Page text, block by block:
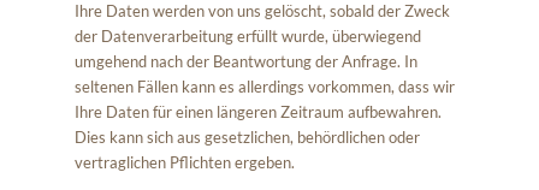
Ihre Daten werden von uns gelöscht, sobald der Zweck
der Datenverarbeitung erfüllt wurde, überwiegend
umgehend nach der Beantwortung der Anfrage. In
seltenen Fällen kann es allerdings vorkommen, dass wir
Ihre Daten für einen längeren Zeitraum aufbewahren.
Dies kann sich aus gesetzlichen, behördlichen oder
vertraglichen Pflichten ergeben.